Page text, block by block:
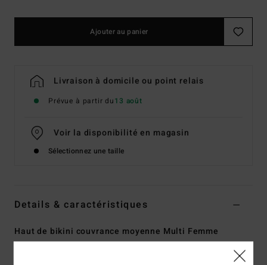
Ajouter au panier
Livraison à domicile ou point relais
Prévue à partir du13 août
Voir la disponibilité en magasin
Sélectionnez une taille
Details & caractéristiques
Haut de bikini couvrance moyenne Multi Femme